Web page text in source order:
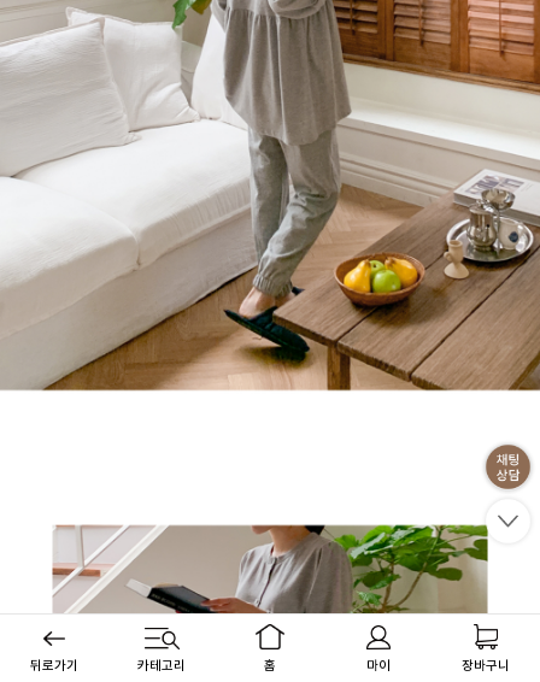
뒤로가기 카테고리 홈 마이 장바구니